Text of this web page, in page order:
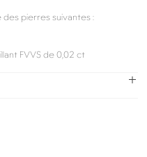
pierres suivantes :
FVVS de 0,02 ct